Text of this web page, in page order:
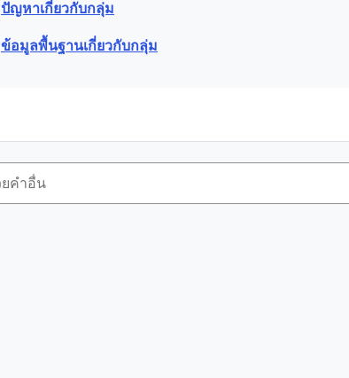
ปัญหาเกี่ยวกับกลุ่ม
ข้อมูลพื้นฐานเกี่ยวกับกลุ่ม